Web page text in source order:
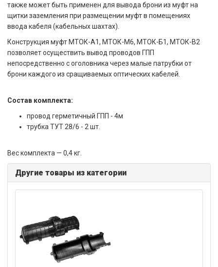
также может быть применен для вывода брони из муфт на
щитки заземления при размещении муфт в помещениях
ввода кабеля (кабельных шахтах).
Конструкция муфт МТОК-А1, МТОК-М6, МТОК-Б1, МТОК-В2
позволяет осуществить вывод проводов ГПП
непосредственно с оголовника через малые патрубки от
брони каждого из сращиваемых оптических кабелей.
Состав комплекта:
провод герметичный ГПП - 4м
трубка ТУТ 28/6 - 2 шт.
Вес комплекта — 0,4 кг.
Другие товары из категории